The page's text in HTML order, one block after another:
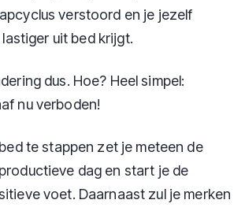
verstoord en je jezelf
uit bed krijgt.
dus. Hoe? Heel simpel:
nu verboden!
te stappen zet je meteen de
dag en start je de
voet. Daarnaast zul je merken